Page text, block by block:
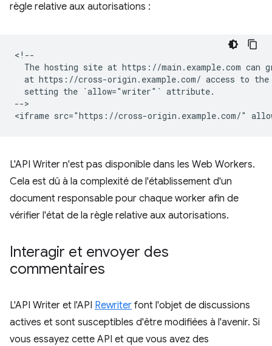
règle relative aux autorisations :
<!--
The hosting site at https://main.example.com can
at https://cross-origin.example.com/ access to
  setting the `allow="writer"` attribute.
-->
L'API Writer n'est pas disponible dans les Web Workers.
Cela est dû à la complexité de l'établissement d'un
document responsable pour chaque worker afin de
vérifier l'état de la règle relative aux autorisations.
Interagir et envoyer des
commentaires
L'API Writer et l'API Rewriter font l'objet de discussions
actives et sont susceptibles d'être modifiées à l'avenir. Si
vous essayez cette API et que vous avez des